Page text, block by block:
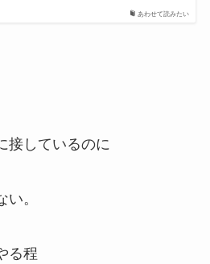
あわせて読みたい
接しているのに
。
る程